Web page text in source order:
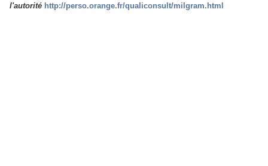
l'autorité http://perso.orange.fr/qualiconsult/milgram.html